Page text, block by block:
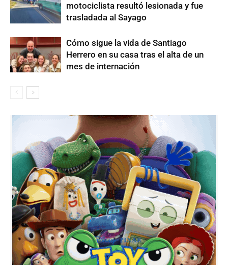
motociclista resultó lesionada y fue
trasladada al Sayago
Cómo sigue la vida de Santiago
Herrero en su casa tras el alta de un
mes de internación